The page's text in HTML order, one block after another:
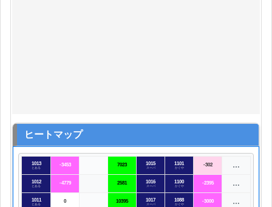
ヒートマップ
1013
とある -3453 7023 1015
スーパ
1101
かぐや -302 …
1012
とある -4779 2581 1016
スーパ
1100
かぐや -2395 …
1011
とある 0 10395 1017
スーパ
1088
かぐや -3000 …